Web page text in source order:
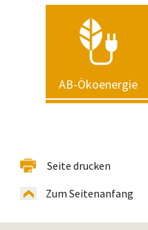
AB-Ökoenergie
Seite drucken
Zum Seitenanfang